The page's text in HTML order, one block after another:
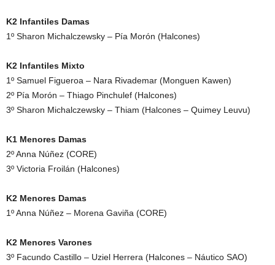
K2 Infantiles Damas
1º Sharon Michalczewsky – Pía Morón (Halcones)
K2 Infantiles Mixto
1º Samuel Figueroa – Nara Rivademar (Monguen Kawen)
2º Pía Morón – Thiago Pinchulef (Halcones)
3º Sharon Michalczewsky – Thiam (Halcones – Quimey Leuvu)
K1 Menores Damas
2º Anna Núñez (CORE)
3º Victoria Froilán (Halcones)
K2 Menores Damas
1º Anna Núñez – Morena Gaviña (CORE)
K2 Menores Varones
3º Facundo Castillo – Uziel Herrera (Halcones – Náutico SAO)